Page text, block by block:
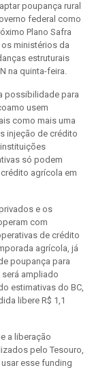
poupança rural
federal como
Plano Safra
ministérios da
estruturais
na quinta-feira.
possibilidade para
usem
como mais uma
injeção de crédito
só podem
agrícola em
e os
com
de crédito
agrícola, já
poupança para
ampliado
estimativas do BC,
libere R$ 1,1
a liberação
pelo Tesouro,
esse funding